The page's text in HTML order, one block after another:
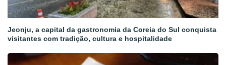
Jeonju, a capital da gastronomia da Coreia do Sul conquista
visitantes com tradição, cultura e hospitalidade